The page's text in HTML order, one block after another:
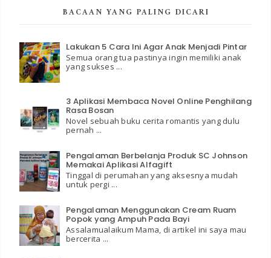
BACAAN YANG PALING DICARI
Lakukan 5 Cara Ini Agar Anak Menjadi Pintar
Semua orang tua pastinya ingin memiliki anak
yang sukses ...
3 Aplikasi Membaca Novel Online Penghilang
Rasa Bosan
Novel sebuah buku cerita romantis yang dulu
pernah ...
Pengalaman Berbelanja Produk SC Johnson
Memakai Aplikasi Alfagift
Tinggal di perumahan yang aksesnya mudah
untuk pergi ...
Pengalaman Menggunakan Cream Ruam
Popok yang Ampuh Pada Bayi
Assalamualaikum Mama, di artikel ini saya mau
bercerita ...